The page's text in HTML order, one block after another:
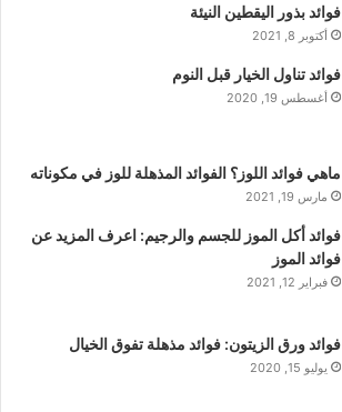
فوائد بذور اليقطين النيئة
أكتوبر 8, 2021
فوائد تناول الخيار قبل النوم
أغسطس 19, 2020
ماهي فوائد اللوز؟ الفوائد المذهلة للوز في مكوناته
مارس 19, 2021
فوائد أكل الموز للجسم والرجيم: اعرف المزيد عن
فوائد الموز
فبراير 12, 2021
فوائد ورق الزيتون: فوائد مذهلة تفوق الخيال
يوليو 15, 2020